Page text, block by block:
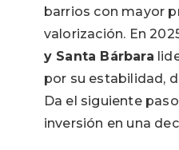
barrios con mayor
valorización. En
y Santa Bárbara
por su estabilidad,
Da el siguiente
inversión en una